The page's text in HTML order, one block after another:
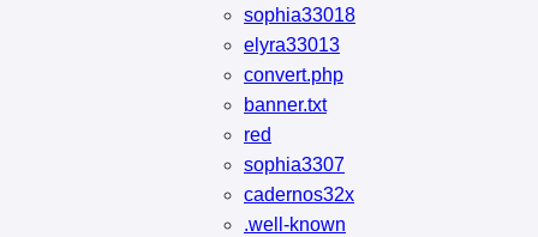
sophia33018
elyra33013
convert.php
banner.txt
red
sophia3307
cadernos32x
.well-known